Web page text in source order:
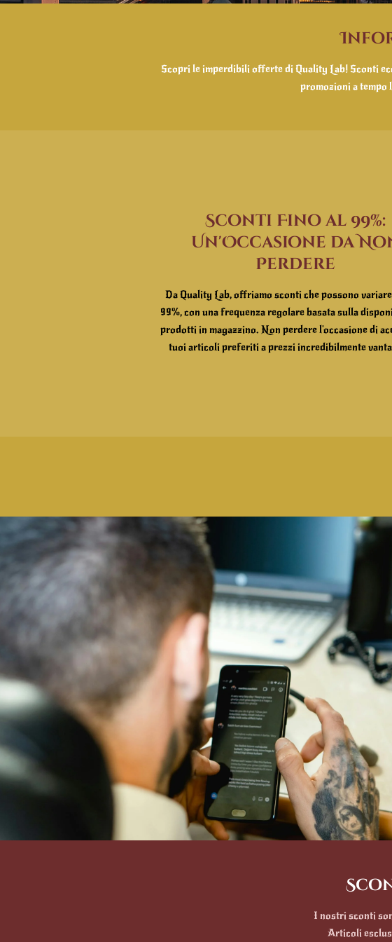
Scopri le imperdibili offerte di Quality Lab! Sconti
promozioni a tempo
Sconti Fino al 99%:
Un'Occasione da
Perdere
Da Quality Lab, offriamo sconti che possono
99%, con una frequenza regolare basata sulla
prodotti in magazzino. Non perdere l'occasione di
tuoi articoli preferiti a prezzi incredibilmente
I nostri sconti
Articoli